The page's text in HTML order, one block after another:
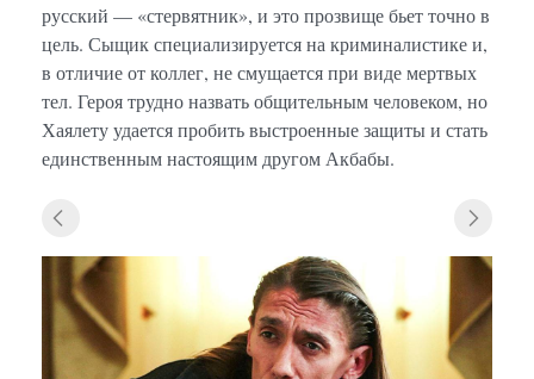
русский — «стервятник», и это прозвище бьет точно в
цель. Сыщик специализируется на криминалистике и,
в отличие от коллег, не смущается при виде мертвых
тел. Героя трудно назвать общительным человеком, но
Хаялету удается пробить выстроенные защиты и стать
единственным настоящим другом Акбабы.